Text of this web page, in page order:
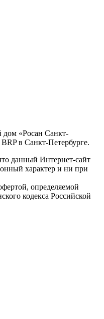
«Росан Санкт-
в Санкт-Петербурге.
данный Интернет-сайт
характер и ни при
определяемой
кодекса Российской